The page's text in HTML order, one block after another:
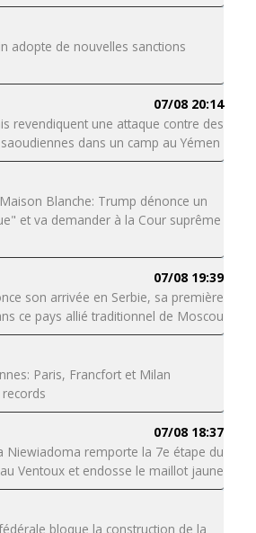
adopte de nouvelles sanctions
07/08 20:14
revendiquent une attaque contre des
dans un camp au Yémen
Blanche: Trump dénonce un
et va demander à la Cour suprême
07/08 19:39
son arrivée en Serbie, sa première
ce pays allié traditionnel de Moscou
Paris, Francfort et Milan
07/08 18:37
Niewiadoma remporte la 7e étape du
Ventoux et endosse le maillot jaune
bloque la construction de la